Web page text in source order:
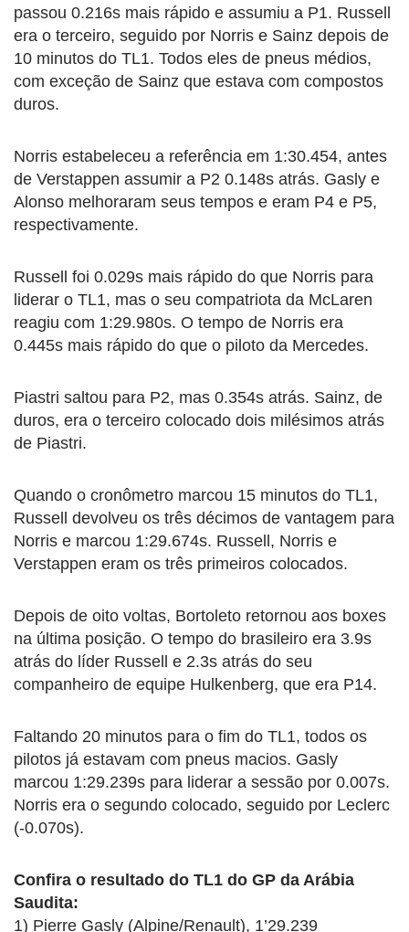
passou 0.216s mais rápido e assumiu a P1. Russell
era o terceiro, seguido por Norris e Sainz depois de
10 minutos do TL1. Todos eles de pneus médios,
com exceção de Sainz que estava com compostos
duros.
Norris estabeleceu a referência em 1:30.454, antes
de Verstappen assumir a P2 0.148s atrás. Gasly e
Alonso melhoraram seus tempos e eram P4 e P5,
respectivamente.
Russell foi 0.029s mais rápido do que Norris para
liderar o TL1, mas o seu compatriota da McLaren
reagiu com 1:29.980s. O tempo de Norris era
0.445s mais rápido do que o piloto da Mercedes.
Piastri saltou para P2, mas 0.354s atrás. Sainz, de
duros, era o terceiro colocado dois milésimos atrás
de Piastri.
Quando o cronômetro marcou 15 minutos do TL1,
Russell devolveu os três décimos de vantagem para
Norris e marcou 1:29.674s. Russell, Norris e
Verstappen eram os três primeiros colocados.
Depois de oito voltas, Bortoleto retornou aos boxes
na última posição. O tempo do brasileiro era 3.9s
atrás do líder Russell e 2.3s atrás do seu
companheiro de equipe Hulkenberg, que era P14.
Faltando 20 minutos para o fim do TL1, todos os
pilotos já estavam com pneus macios. Gasly
marcou 1:29.239s para liderar a sessão por 0.007s.
Norris era o segundo colocado, seguido por Leclerc
(-0.070s).
Confira o resultado do TL1 do GP da Arábia
Saudita:
1) Pierre Gasly (Alpine/Renault), 1’29.239